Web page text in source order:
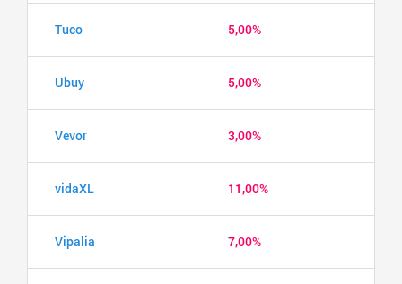
Tuco 5,00%
Ubuy 5,00%
Vevor 3,00%
vidaXL 11,00%
Vipalia 7,00%